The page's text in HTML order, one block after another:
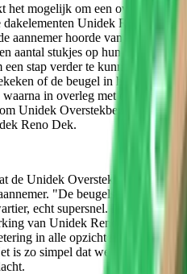
mogelijk om een overstek
Unidek Reno Dek
aannemer hoorde van de Unidek
aantal stukjes op hun plek. Dit
stap verder te kunnen maken.
of de beugel in het project
in overleg met de
Unidek Overstekbeugels te
Reno Dek.
de Unidek Overstekbeugel een
"De beugels zaten er in
echt supersnel. De prijs van
van Unidek Reno Dek gaat
in alle opzichten. Heel
is zo simpel dat we haast niet